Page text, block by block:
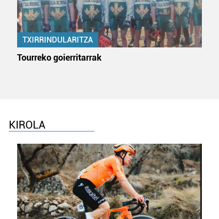
TXIRRINDULARITZA
Tourreko goierritarrak
KIROLA